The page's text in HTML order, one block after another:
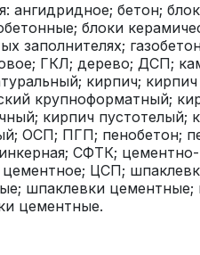
ангидридное; бетон;
блоки
заполнителях;
ГКЛ; дерево; ДСП;
кирпич;
крупноформатный;
кирпич пустотелый;
ОСП; ПГП; пенобетон;
СФТК;
цементное; ЦСП;
шпаклевки цементные;
цементные.